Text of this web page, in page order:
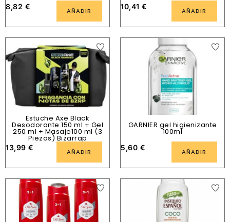
8,82 € AÑADIR 10,41 € AÑADIR
Estuche Axe Black
Desodorante 150 ml + Gel
250 ml + Masaje100 ml (3
Piezas) Bizarrap
13,99 € AÑADIR
GARNIER gel higienizante
100ml
5,60 € AÑADIR